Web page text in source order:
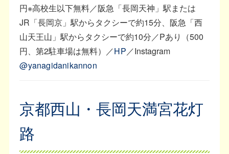
円※高校生以下無料／阪急「長岡天神」駅または
JR「長岡京」駅からタクシーで約15分、阪急「西
山天王山」駅からタクシーで約10分／Pあり（500
円、第2駐車場は無料）／HP ／Instagram
@yanagidanikannon
京都西山・長岡天満宮花灯
路